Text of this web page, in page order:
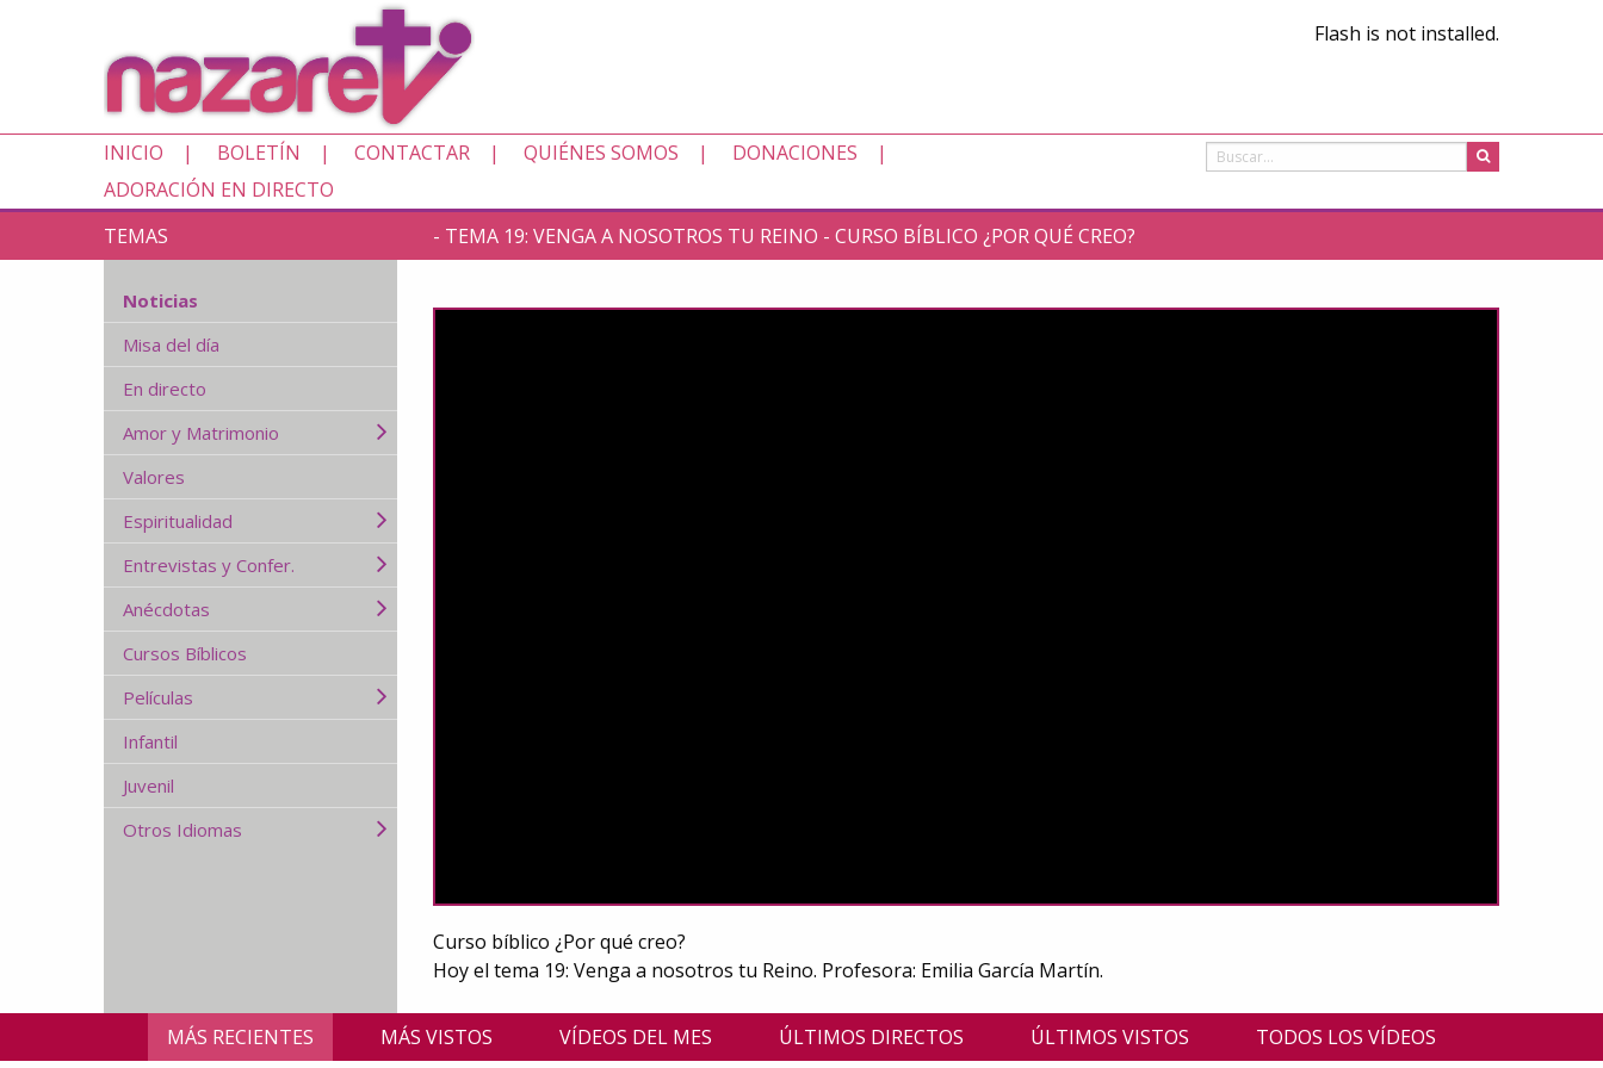
Flash is not installed.
INICIO BOLETÍN CONTACTAR QUIÉNES SOMOS
DONACIONES
ADORACIÓN EN DIRECTO
TEMAS
- TEMA 19: VENGA A NOSOTROS TU REINO - CURSO BÍBLICO ¿POR QUÉ CREO?
Noticias
Misa del día
En directo
Amor y Matrimonio
Valores
Espiritualidad
Entrevistas y Confer.
Anécdotas
Cursos Bíblicos
Películas
Infantil
Juvenil
Otros Idiomas
Curso bíblico ¿Por qué creo?
Hoy el tema 19: Venga a nosotros tu Reino. Profesora: Emilia García Martín.
MÁS RECIENTES MÁS VISTOS VÍDEOS DEL MES ÚLTIMOS DIRECTOS ÚLTIMOS VISTOS TODOS LOS VÍDEOS